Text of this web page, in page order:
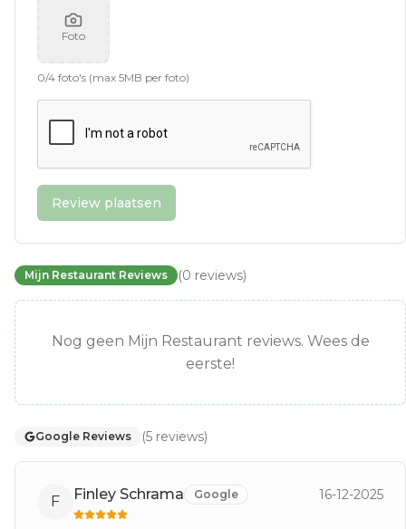
Foto
0/4 foto's (max 5MB per foto)
Review plaatsen
Mijn Restaurant Reviews (0 reviews)
Nog geen Mijn Restaurant reviews. Wees de
eerste!
Google Reviews (5 reviews)
F Finley Schrama Google 16-12-2025